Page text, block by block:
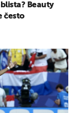
Beauty
često